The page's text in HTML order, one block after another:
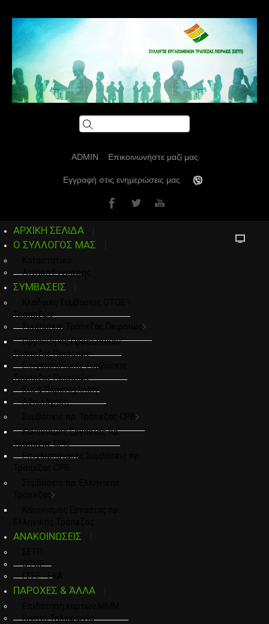
ADMIN Επικοινωνήστε μαζί μας
Εγγραφή στις ενημερώσεις μας
ΑΡΧΙΚΗ ΣΕΛΙΔΑ
Ο ΣΥΛΛΟΓΟΣ ΜΑΣ
Αιτηση Εγγραφης
ΣΥΜΒΑΣΕΙΣ
Τραπεζών
Συμβάσεις Τράπεζας Πειραιώς
Οργανισμός Προσωπικού
Τράπεζας Πειραιώς
Επιχειρησιακές Συμβάσεις
Τράπεζας Πειραιώς
Βία & Παρενόχληση
Αξιολόγηση
Συμβάσεις πρ. Τράπεζας CPB
Κανονισμός Εργασίας πρ.
Τράπεζας CPB
Επιχειρησιακές Συμβάσεις πρ.
Τράπεζας
ΑΝΑΚΟΙΝΩΣΕΙΣ
ΟΤΟΕ
ΓΣΕΕ - ΕΚΑ
ΠΑΡΟΧΕΣ & ΆΛΛΑ
Κινητή Τηλεφωνία